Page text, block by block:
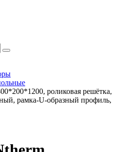
роликовая решётка,
рамка-U-образный профиль,